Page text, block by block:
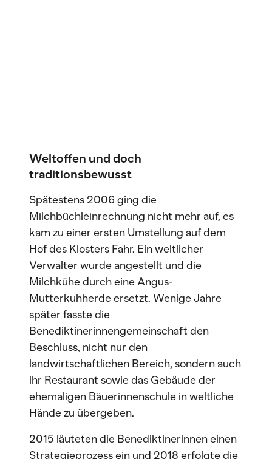
Weltoffen und doch
traditionsbewusst
Spätestens 2006 ging die
Milchbüchleinrechnung nicht mehr auf, es
kam zu einer ersten Umstellung auf dem
Hof des Klosters Fahr. Ein weltlicher
Verwalter wurde angestellt und die
Milchkühe durch eine Angus-
Mutterkuhherde ersetzt. Wenige Jahre
später fasste die
Benediktinerinnengemeinschaft den
Beschluss, nicht nur den
landwirtschaftlichen Bereich, sondern auch
ihr Restaurant sowie das Gebäude der
ehemaligen Bäuerinnenschule in weltliche
Hände zu übergeben.
2015 läuteten die Benediktinerinnen einen
Strategieprozess ein und 2018 erfolgte die